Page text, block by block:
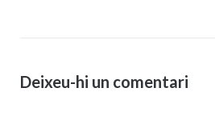
Deixeu-hi un comentari